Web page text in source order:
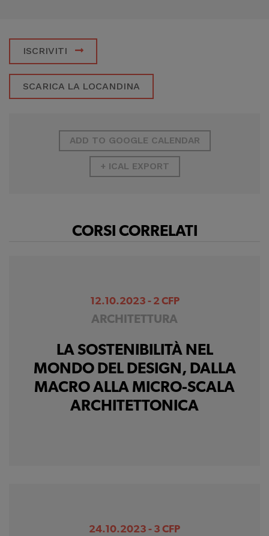
ISCRIVITI
SCARICA LA LOCANDINA
ADD TO GOOGLE CALENDAR
+ ICAL EXPORT
CORSI CORRELATI
12.10.2023 - 2 CFP
ARCHITETTURA
LA SOSTENIBILITÀ NEL
MONDO DEL DESIGN, DALLA
MACRO ALLA MICRO-SCALA
ARCHITETTONICA
24.10.2023 - 3 CFP